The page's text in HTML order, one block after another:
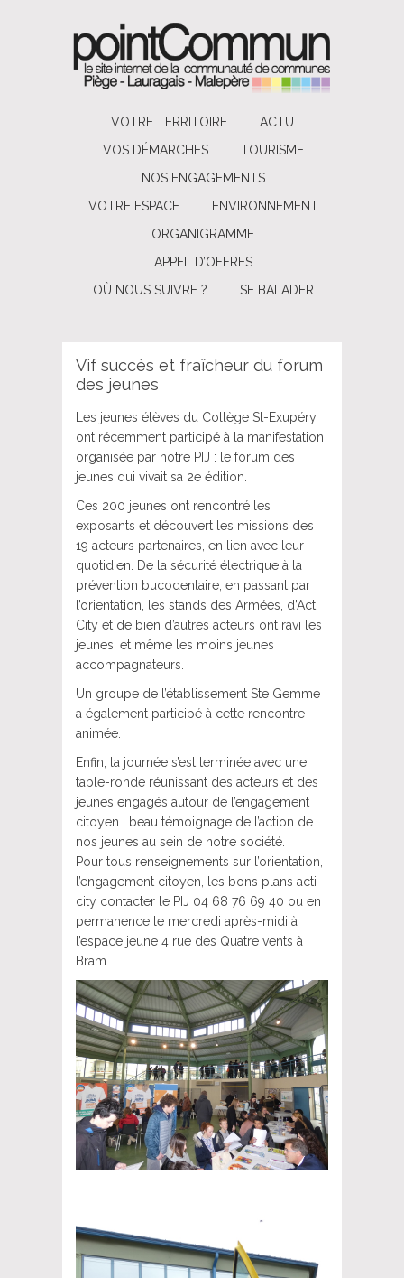
VOTRE TERRITOIRE
ACTU
VOS DÉMARCHES
TOURISME
NOS ENGAGEMENTS
VOTRE ESPACE
ENVIRONNEMENT
ORGANIGRAMME
APPEL D’OFFRES
OÙ NOUS SUIVRE ?
SE BALADER
Vif succès et fraîcheur du forum
des jeunes
Les jeunes élèves du Collège St-Exupéry
ont récemment participé à la manifestation
organisée par notre PIJ : le forum des
jeunes qui vivait sa 2e édition.
Ces 200 jeunes ont rencontré les
exposants et découvert les missions des
19 acteurs partenaires, en lien avec leur
quotidien. De la sécurité électrique à la
prévention bucodentaire, en passant par
l’orientation, les stands des Armées, d’Acti
City et de bien d’autres acteurs ont ravi les
jeunes, et même les moins jeunes
accompagnateurs.
Un groupe de l’établissement Ste Gemme
a également participé à cette rencontre
animée.
Enfin, la journée s’est terminée avec une
table-ronde réunissant des acteurs et des
jeunes engagés autour de l’engagement
citoyen : beau témoignage de l’action de
nos jeunes au sein de notre société.
Pour tous renseignements sur l’orientation,
l’engagement citoyen, les bons plans acti
city contacter le PIJ 04 68 76 69 40 ou en
permanence le mercredi après-midi à
l’espace jeune 4 rue des Quatre vents à
Bram.